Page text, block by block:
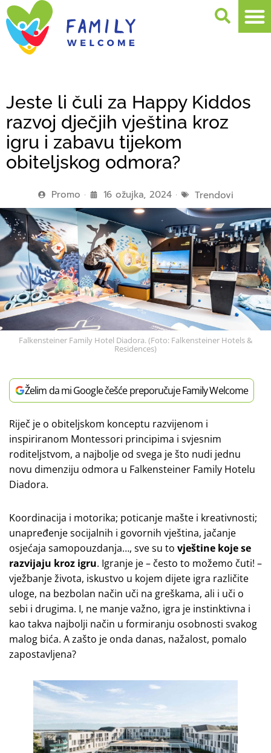
Jeste li čuli za Happy Kiddos
razvoj dječjih vještina kroz
igru i zabavu tijekom
obiteljskog odmora?
Promo 16 ožujka, 2024 Trendovi
Falkensteiner Family Hotel Diadora. (Foto: Falkensteiner Hotels &
Residences)
Želim da mi Google češće preporučuje Family Welcome
Riječ je o obiteljskom konceptu razvijenom i
inspiriranom Montessori principima i svjesnim
roditeljstvom, a najbolje od svega je što nudi jednu
novu dimenziju odmora u Falkensteiner Family Hotelu
Diadora.
Koordinacija i motorika; poticanje mašte i kreativnosti;
unapređenje socijalnih i govornih vještina, jačanje
osjećaja samopouzdanja…, sve su to vještine koje se
razvijaju kroz igru. Igranje je – često to možemo čuti! –
vježbanje života, iskustvo u kojem dijete igra različite
uloge, na bezbolan način uči na greškama, ali i uči o
sebi i drugima. I, ne manje važno, igra je instinktivna i
kao takva najbolji način u formiranju osobnosti svakog
malog bića. A zašto je onda danas, nažalost, pomalo
zapostavljena?